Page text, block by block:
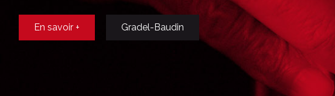
En savoir + Gradel-Baudin